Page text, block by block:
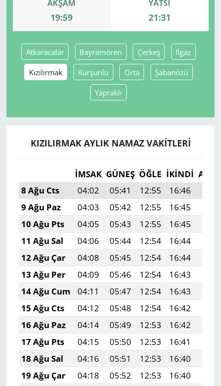
AKŞAM
19:59
YATSI
21:31
Atkaracalar Bayramören Çerkeş Ilgaz
Kızılırmak Kurşunlu Orta Şabanözü
Yapraklı
KIZILIRMAK AYLIK NAMAZ VAKITLERI
İMSAK GÜNEŞ ÖĞLE İKINDI
8 Ağu Cts
04:02 05:41 12:55 16:46
9 Ağu Paz
04:03 05:42 12:55 16:45
10 Ağu Pts
04:05 05:43 12:55 16:45
11 Ağu Sal
04:06 05:44 12:54 16:44
12 Ağu Çar
04:08 05:45 12:54 16:44
13 Ağu Per
04:09 05:46 12:54 16:43
14 Ağu Cum
04:11 05:47 12:54 16:43
15 Ağu Cts
04:12 05:48 12:54 16:42
16 Ağu Paz
04:14 05:49 12:53 16:42
17 Ağu Pts
04:15 05:50 12:53 16:41
18 Ağu Sal
04:16 05:51 12:53 16:40
19 Ağu Çar
04:18 05:52 12:53 16:40